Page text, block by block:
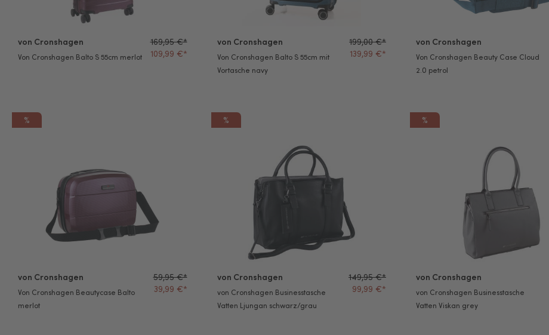
von Cronshagen
Von Cronshagen Balto S 55cm merlot
169,95 €*
109,99 €*
von Cronshagen
Von Cronshagen Balto S 55cm mit
Vortasche navy
199,00 €*
139,99 €*
von Cronshagen
Von Cronshagen Beauty Case Cloud
2.0 petrol
%
von Cronshagen
Von Cronshagen Beautycase Balto
merlot
59,95 €*
39,99 €*
%
von Cronshagen
von Cronshagen Businesstasche
Vatten Ljungan schwarz/grau
149,95 €*
99,99 €*
%
von Cronshagen
von Cronshagen Businesstasche
Vatten Viskan grey